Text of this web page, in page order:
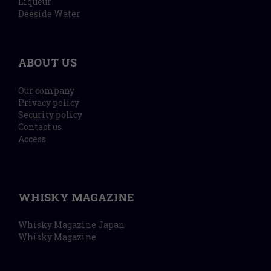
Deeside Water
ABOUT US
Our company
Privacy policy
Security policy
Contact us
Access
WHISKY MAGAZINE
Whisky Magazine Japan
Whisky Magazine